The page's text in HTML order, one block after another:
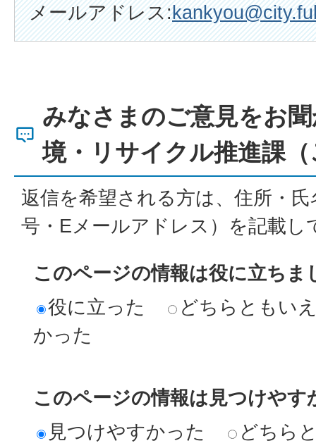
メールアドレス:
みなさまのご意見をお
境・リサイクル推進課
返信を希望される方は、住所・
号・Eメールアドレス）を記載し
このページの情報は役に立ちま
役に立った
どちらともい
かった
このページの情報は見つけやす
見つけやすかった
どちら